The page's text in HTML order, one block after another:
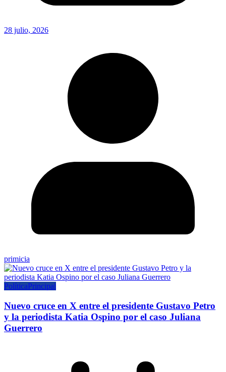
28 julio, 2026
primicia
PolíticaPrincipal
Nuevo cruce en X entre el presidente Gustavo Petro
y la periodista Katia Ospino por el caso Juliana
Guerrero